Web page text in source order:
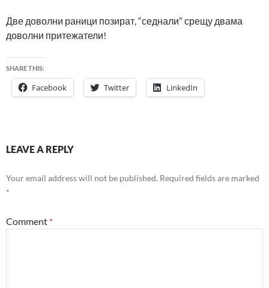
Две доволни раници позират, “седнали” срещу двама
доволни притежатели!
SHARE THIS:
Facebook Twitter LinkedIn
LEAVE A REPLY
Your email address will not be published. Required fields are marked
*
Comment *